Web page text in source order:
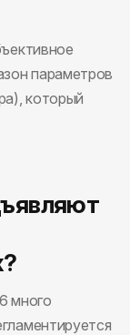
параметров
который
много